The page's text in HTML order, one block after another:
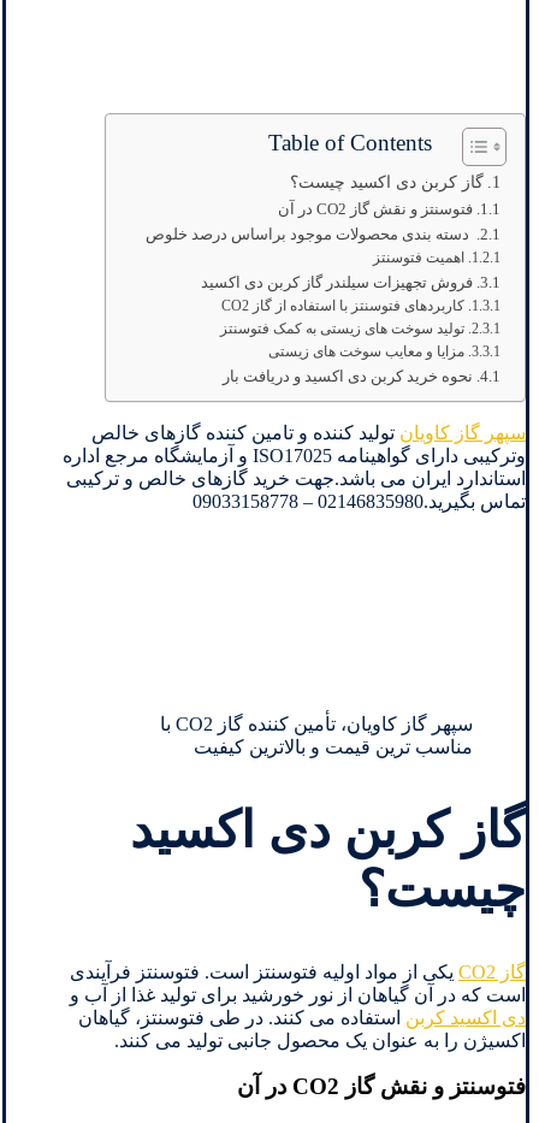
Table of Contents
گاز کربن دی اکسید چیست؟
فتوسنتز و نقش گاز CO2 در آن
دسته بندی محصولات موجود براساس درصد خلوص
اهمیت فتوسنتز
فروش تجهیزات سیلندر گاز کربن دی اکسید
کاربردهای فتوسنتز با استفاده از گاز CO2
تولید سوخت های زیستی به کمک فتوسنتز
مزایا و معایب سوخت های زیستی
نحوه خرید کربن دی اکسید و دریافت بار
سپهر گاز کاویان تولید کننده و تامین کننده گازهای خالص
وترکیبی دارای گواهینامه ISO17025 و آزمایشگاه مرجع اداره
استاندارد ایران می باشد.جهت خرید گازهای خالص و ترکیبی
تماس بگیرید.02146835980 – 09033158778
سپهر گاز کاویان، تأمین کننده گاز CO2 با
مناسب ترین قیمت و بالاترین کیفیت
گاز کربن دی اکسید
چیست؟
گاز CO2
یکی از مواد اولیه فتوسنتز است. فتوسنتز فرآیندی
است که در آن گیاهان از نور خورشید برای تولید غذا از آب و
دی اکسید کربن استفاده می کنند. در طی فتوسنتز، گیاهان
اکسیژن را به عنوان یک محصول جانبی تولید می کنند.
فتوسنتز و نقش گاز CO2 در آن